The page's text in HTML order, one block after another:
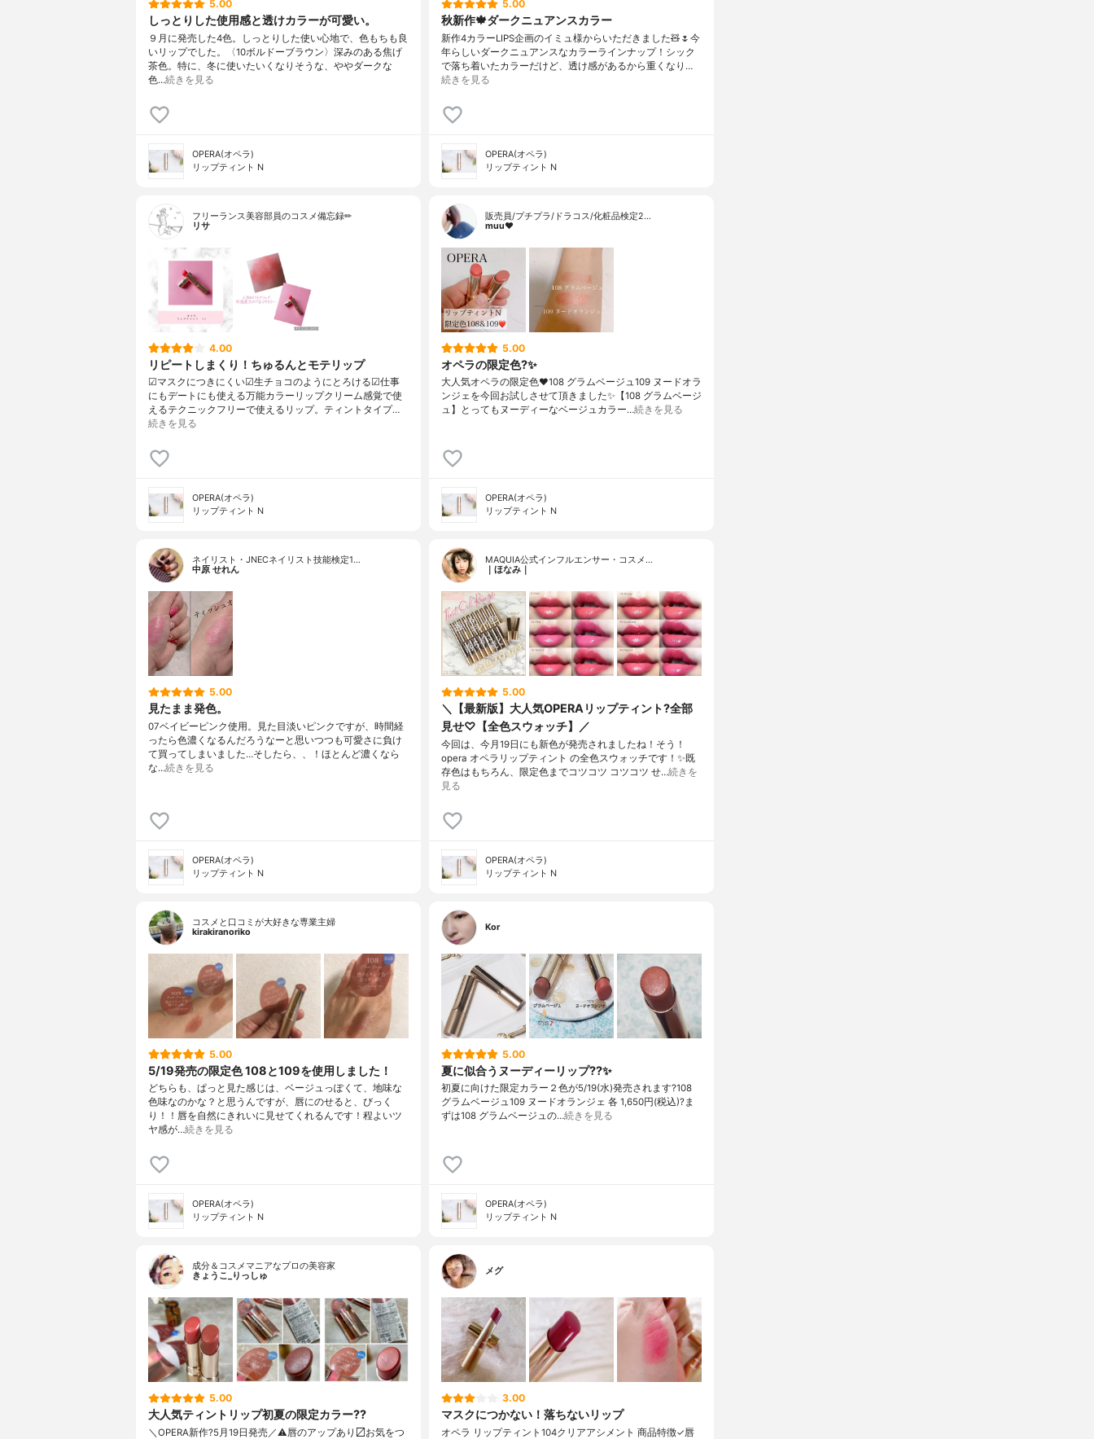
5.00
しっとりした使用感と透けカラーが可愛い。
９月に発売した4色。しっとりした使い心地で、色もちも良
いリップでした。〈10ボルドーブラウン〉深みのある焦げ
茶色。特に、冬に使いたいくなりそうな、ややダークな
色…続きを見る
OPERA(オペラ)
リップティント N
5.00
秋新作🍁ダークニュアンスカラー
新作4カラーLIPS企画のイミュ様からいただきました🧸🌷今
年らしいダークニュアンスなカラーラインナップ！シック
で落ち着いたカラーだけど、透け感があるから重くなり…
続きを見る
OPERA(オペラ)
リップティント N
フリーランス美容部員のコスメ備忘録✏︎
リサ
4.00
リピートしまくり！ちゅるんとモテリップ
☑︎マスクにつきにくい☑︎生チョコのようにとろける☑︎仕事
にもデートにも使える万能カラーリップクリーム感覚で使
えるテクニックフリーで使えるリップ。ティントタイプ…
続きを見る
OPERA(オペラ)
リップティント N
販売員/プチプラ/ドラコス/化粧品検定2…
muu❤︎
5.00
オペラの限定色?✨
大人気オペラの限定色❤️108 グラムベージュ109 ヌードオラ
ンジェを今回お試しさせて頂きました✨【108 グラムベージ
ュ】とってもヌーディーなベージュカラー…続きを見る
OPERA(オペラ)
リップティント N
ネイリスト・JNECネイリスト技能検定1…
中原 せれん
5.00
見たまま発色。
07ベイビーピンク使用。見た目淡いピンクですが、時間経
ったら色濃くなるんだろうなーと思いつつも可愛さに負け
て買ってしまいました…そしたら、、！ほとんど濃くなら
な…続きを見る
OPERA(オペラ)
リップティント N
MAQUIA公式インフルエンサー・コスメ…
｜ほなみ｜
5.00
＼【最新版】大人気OPERAリップティント?全部
見せ♡【全色スウォッチ】／
今回は、今月19日にも新色が発売されましたね！そう！
opera オペラリップティント の全色スウォッチです！✨既
存色はもちろん、限定色までコツコツ コツコツ せ…続きを
見る
OPERA(オペラ)
リップティント N
コスメと口コミが大好きな専業主婦
kirakiranoriko
5.00
5/19発売の限定色 108と109を使用しました！
どちらも、ぱっと見た感じは、ベージュっぽくて、地味な
色味なのかな？と思うんですが、唇にのせると、びっく
り！！唇を自然にきれいに見せてくれるんです！程よいツ
ヤ感が…続きを見る
OPERA(オペラ)
リップティント N
Kor
5.00
夏に似合うヌーディーリップ??✨
初夏に向けた限定カラー２色が5/19(水)発売されます?108
グラムベージュ109 ヌードオランジェ 各 1,650円(税込)?ま
ずは108 グラムベージュの…続きを見る
OPERA(オペラ)
リップティント N
成分＆コスメマニアなプロの美容家
きょうこ_りっしゅ
5.00
大人気ティントリップ初夏の限定カラー??
＼OPERA新作?5月19日発売／ ⚠️唇のアップあり〼 お気をつ
メグ
3.00
マスクにつかない！落ちないリップ
オペラ リップティント104クリアアシメント 商品特徴✓唇